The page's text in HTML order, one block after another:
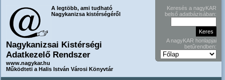
A legtöbb, ami tudható
Nagykanizsa kistérségéről
Nagykanizsai Kistérségi
Adatkezelő Rendszer
www.nagykar.hu
Működteti a Halis István Városi Könyvtár
Keresés a nagyKAR
belső adatbázisában:
A nagyKAR honlapjai
betűrendben: